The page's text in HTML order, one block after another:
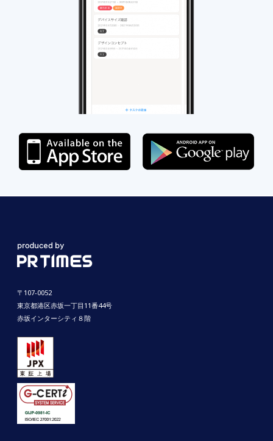
〒107-0052
東京都港区赤坂一丁目11番44号
赤坂インターシティ８階